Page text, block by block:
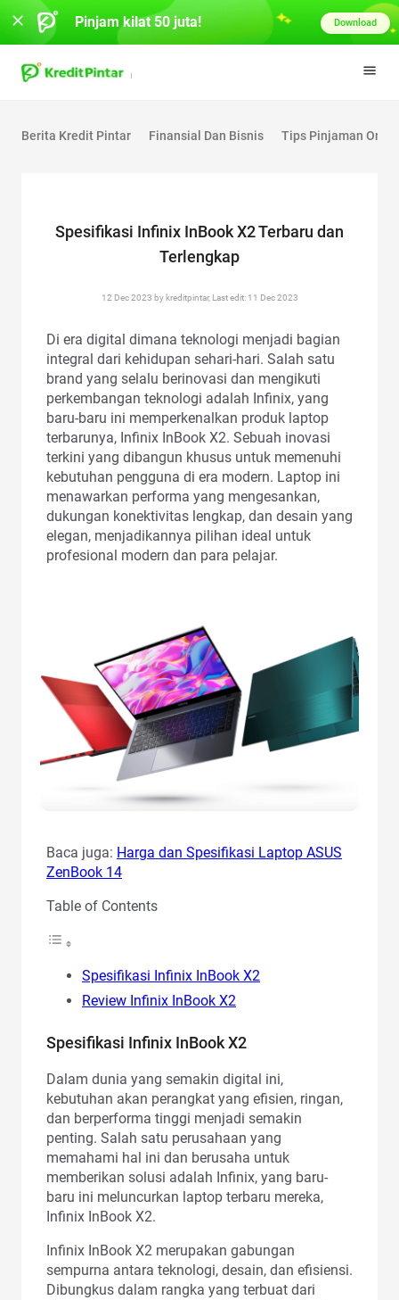
Berita Kredit Pintar Finansial Dan Bisnis Tips Pinjaman
Spesifikasi Infinix InBook X2 Terbaru dan
Terlengkap
12 Dec 2023 by kreditpintar, Last edit: 11 Dec 2023
Di era digital dimana teknologi menjadi bagian
integral dari kehidupan sehari-hari. Salah satu
brand yang selalu berinovasi dan mengikuti
perkembangan teknologi adalah Infinix, yang
baru-baru ini memperkenalkan produk laptop
terbarunya, Infinix InBook X2. Sebuah inovasi
terkini yang dibangun khusus untuk memenuhi
kebutuhan pengguna di era modern. Laptop ini
menawarkan performa yang mengesankan,
dukungan konektivitas lengkap, dan desain yang
elegan, menjadikannya pilihan ideal untuk
profesional modern dan para pelajar.
Baca juga: Harga dan Spesifikasi Laptop ASUS
ZenBook 14
Table of Contents
Spesifikasi Infinix InBook X2
Review Infinix InBook X2
Spesifikasi Infinix InBook X2
Dalam dunia yang semakin digital ini,
kebutuhan akan perangkat yang efisien, ringan,
dan berperforma tinggi menjadi semakin
penting. Salah satu perusahaan yang
memahami hal ini dan berusaha untuk
memberikan solusi adalah Infinix, yang baru-
baru ini meluncurkan laptop terbaru mereka,
Infinix InBook X2.
Infinix InBook X2 merupakan gabungan
sempurna antara teknologi, desain, dan efisiensi.
Dibungkus dalam rangka yang terbuat dari
Pinjam kilat 50 juta! Download